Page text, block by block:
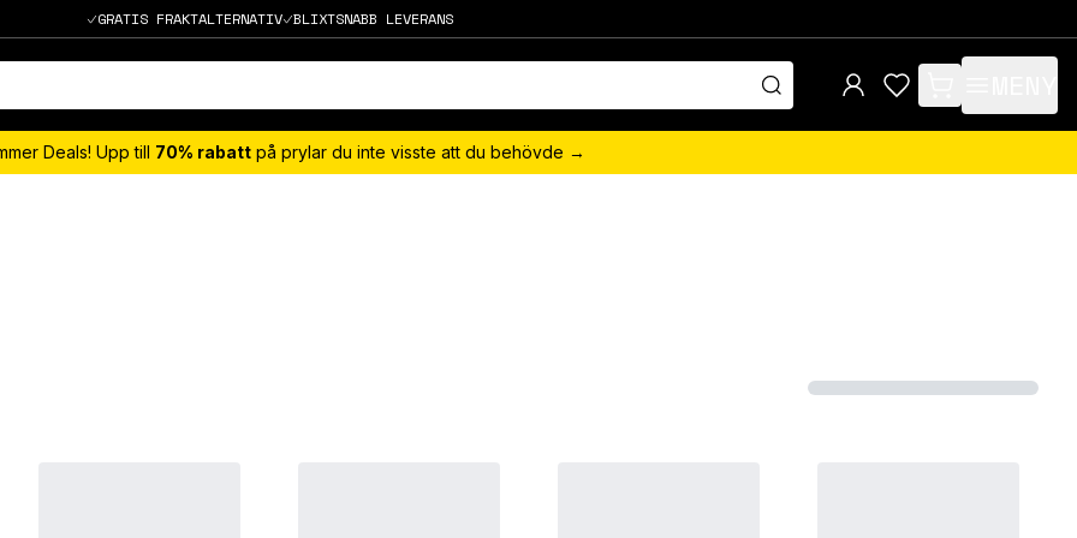
GRATIS FRAKTALTERNATIV BLIXTSNABB LEVERANS
items in cart, view
Deals! Upp till 70% rabatt på prylar du inte visste att du behövde →